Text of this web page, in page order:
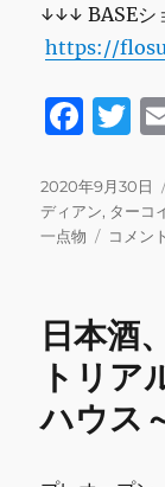
↓↓↓ BASEシ
https://
F
c
e
o
o
k
T
it
te
投
稿
日:
2020年9月30日
ディアン, ターコ
一点物
タ
ズ
ッ
ク
ピ
ス
コメント
日本酒
トリア
ハウス